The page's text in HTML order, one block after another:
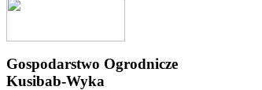
Gospodarstwo Ogrodnicze
Kusibab-Wyka